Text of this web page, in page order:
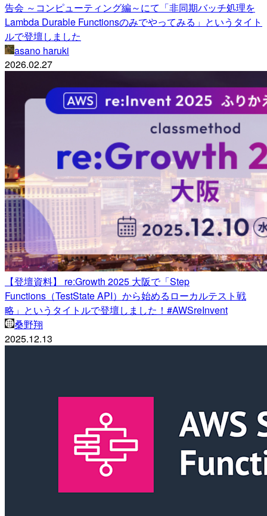
告会 ～コンピューティング編～にて「非同期バッチ処理を
Lambda Durable Functionsのみでやってみる」というタイト
ルで登壇しました
asano haruki
2026.02.27
【登壇資料】 re:Growth 2025 大阪で「Step
Functions（TestState API）から始めるローカルテスト戦
略」というタイトルで登壇しました！#AWSreInvent
桑野翔
2025.12.13